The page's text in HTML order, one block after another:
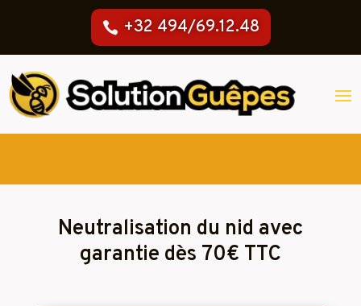
+32 494/69.12.48
Neutralisation du nid avec
garantie dès 70€ TTC